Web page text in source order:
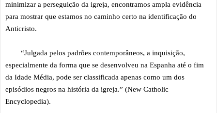
minimizar a perseguição da igreja, encontramos ampla evidência
para mostrar que estamos no caminho certo na identificação do
Anticristo.
“Julgada pelos padrões contemporâneos, a inquisição,
especialmente da forma que se desenvolveu na Espanha até o fim
da Idade Média, pode ser classificada apenas como um dos
episódios negros na história da igreja.” (New Catholic
Encyclopedia).